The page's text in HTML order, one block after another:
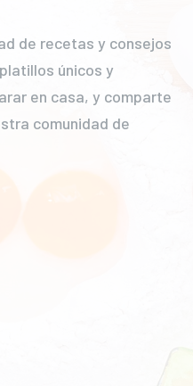
de recetas y consejos
únicos y
en casa, y comparte
comunidad de